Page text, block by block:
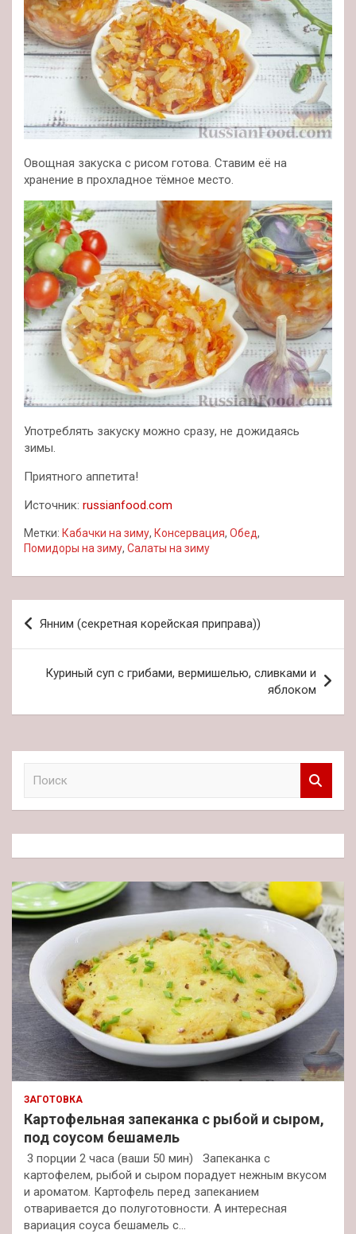
Овощная закуска с рисом готова. Ставим её на
хранение в прохладное тёмное место.
Употреблять закуску можно сразу, не дожидаясь
зимы.
Приятного аппетита!
Источник: russianfood.com
Метки: Кабачки на зиму, Консервация, Обед,
Помидоры на зиму, Салаты на зиму
Навигация
по
записям
Янним (секретная корейская приправа))
Куриный суп с грибами, вермишелью, сливками и
яблоком
к
ЗАГОТОВКА
Картофельная запеканка с рыбой и сыром,
под соусом бешамель
3 порции 2 часа (ваши 50 мин) Запеканка с
картофелем, рыбой и сыром порадует нежным вкусом
и ароматом. Картофель перед запеканием
отваривается до полуготовности. А интересная
вариация соуса бешамель с…